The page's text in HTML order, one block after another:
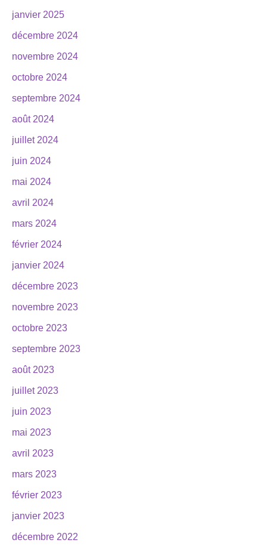
janvier 2025
décembre 2024
novembre 2024
octobre 2024
septembre 2024
août 2024
juillet 2024
juin 2024
mai 2024
avril 2024
mars 2024
février 2024
janvier 2024
décembre 2023
novembre 2023
octobre 2023
septembre 2023
août 2023
juillet 2023
juin 2023
mai 2023
avril 2023
mars 2023
février 2023
janvier 2023
décembre 2022